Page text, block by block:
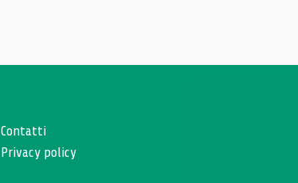
Contatti
Privacy policy